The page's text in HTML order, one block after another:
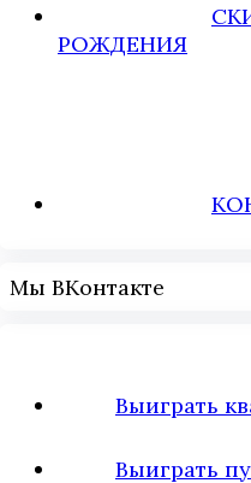
РОЖДЕНИЯ
Мы ВКонтакте
Выиграть
Выиграть